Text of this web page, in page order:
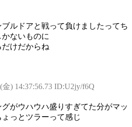
ルドアと戦って負けましたってち
ないものに
けだからね
金) 14:37:56.73 ID:U2jy/f6Q
がウハウハ盛りすぎてた分がマッ
っとツラーって感じ